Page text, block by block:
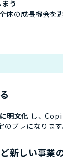
う
体の成長機会を
明文化 し、
のブレになりま
新しい事業